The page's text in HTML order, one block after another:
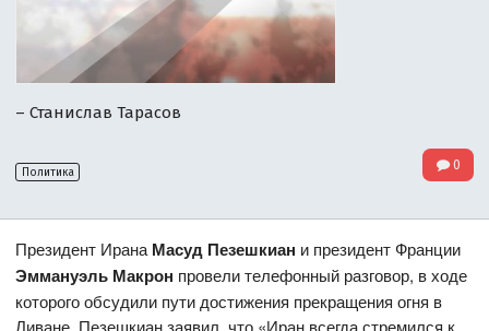
– Станислав Тарасов
Политика 0
Президент Ирана Масуд Пезешкиан и президент Франции
Эммануэль Макрон провели телефонный разговор, в ходе
которого обсудили пути достижения прекращения огня в
Ливане. Пезешкиан заявил, что «Иран всегда стремился к